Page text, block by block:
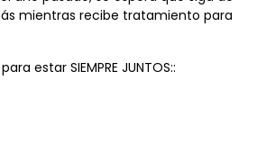
mientras recibe tratamiento para
estar SIEMPRE JUNTOS::